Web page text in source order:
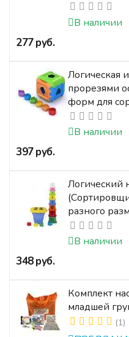
В наличии
‍277‍руб.
Логическая
прорезями
форм для
В наличии
‍397‍руб.
Логический
разного
В наличии
‍348‍руб.
Комплект
младшей
(1)